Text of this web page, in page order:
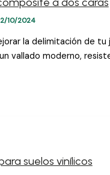
10/2024
la delimitación de tu
vallado moderno,
suelos vinílicos